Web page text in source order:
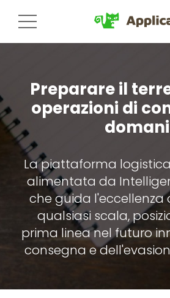
Preparare il
operazioni di
domani
La piattaforma
alimentata da
che guida l'eccellenza
qualsiasi scala,
prima linea nel futuro
consegna e